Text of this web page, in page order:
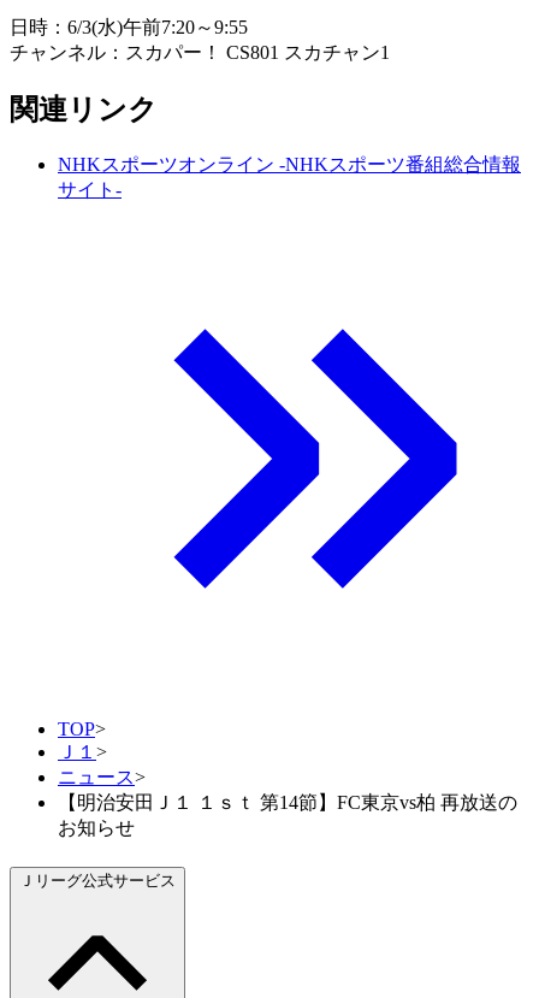
日時：6/3(水)午前7:20～9:55
チャンネル：スカパー！ CS801 スカチャン1
関連リンク
NHKスポーツオンライン -NHKスポーツ番組総合情報
サイト-
TOP>
Ｊ１ >
ニュース>
【明治安田Ｊ１ １ｓｔ 第14節】FC東京vs柏 再放送の
お知らせ
Ｊリーグ公式サービス